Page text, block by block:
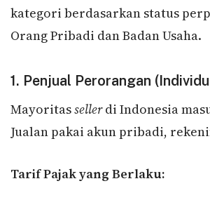
kategori berdasarkan status
Orang Pribadi dan Badan Usaha.
1. Penjual Perorangan
Mayoritassellerdi Indonesia
Jualan pakai akun pribadi,
Tarif Pajak yang Berlaku: